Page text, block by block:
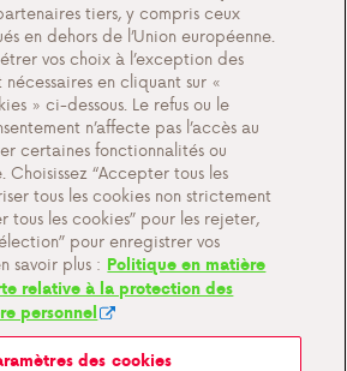
et conditions générales
et cookies
tiers, y compris ceux
en dehors de l’Union européenne.
vos choix à l’exception des
en cliquant sur «
» ci-dessous. Le refus ou le
n’affecte pas l’accès au
certaines fonctionnalités ou
Choisissez “Accepter tous les
tous les cookies non strictement
tous les cookies” pour les rejeter,
pour enregistrer vos
savoir plus : Politique en matière
relative à la protection des
personnel
des cookies